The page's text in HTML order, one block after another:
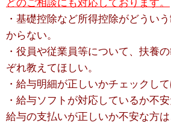
どのご相談にも対応しております。
・基礎控除など所得控除がどうい
からない。
・役員や従業員等について、扶養
ぞれ教えてほしい。
・給与明細が正しいかチェックして
・給与ソフトが対応しているか不安
給与の支払いが正しいか不安な方